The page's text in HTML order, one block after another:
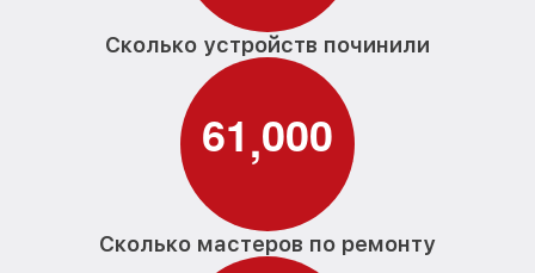
Сколько устройств починили
61,000
Сколько мастеров по ремонту